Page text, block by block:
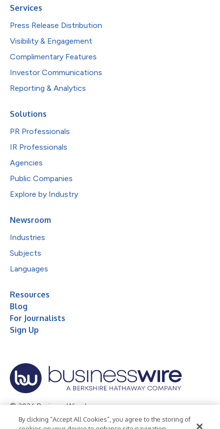
Services
Press Release Distribution
Visibility & Engagement
Complimentary Features
Investor Communications
Reporting & Analytics
Solutions
PR Professionals
IR Professionals
Agencies
Public Companies
Explore by Industry
Newsroom
Industries
Subjects
Languages
Resources
Blog
For Journalists
Sign Up
© 2026 Business Wire, Inc.
Privacy Policy Cookie Policy Accessibility Statement
By clicking “Accept All Cookies”, you agree to the storing of